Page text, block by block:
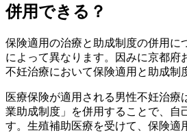
併用できる？
保険適用の治療と助成制度の併用に
によって異なります。因みに京都府
不妊治療において保険適用と助成制
医療保険が適用される男性不妊治療
業助成制度」を併用することで、自
す。生殖補助医療を受けて、保険適